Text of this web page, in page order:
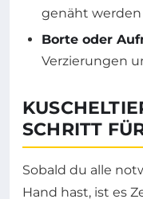
genäht
Borte oder
Verzierungen
SCHRITT
Sobald du alle
Hand hast, ist es